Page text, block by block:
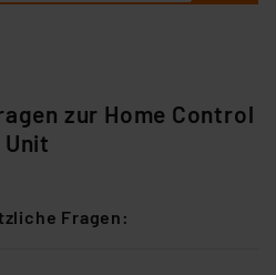
zur Home Control
Unit
Fragen: